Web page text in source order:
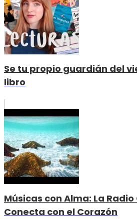
Se tu propio guardián del
libro
Músicas con Alma: La
Conecta con el Corazón